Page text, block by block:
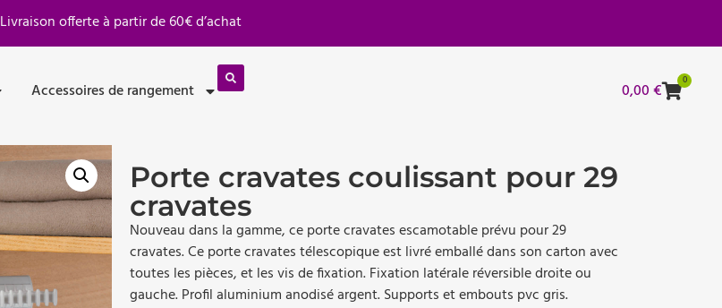
Livraison offerte à partir de 60€ d’achat
Accessoires de rangement 0,00€ 0
Porte cravates coulissant pour 29
cravates
Nouveau dans la gamme, ce porte cravates escamotable prévu pour 29
cravates. Ce porte cravates télescopique est livré emballé dans son carton avec
toutes les pièces, et les vis de fixation. Fixation latérale réversible droite ou
gauche. Profil aluminium anodisé argent. Supports et embouts pvc gris.